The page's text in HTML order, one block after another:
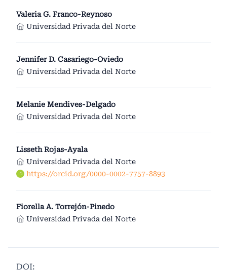
Valeria G. Franco-Reynoso
Universidad Privada del Norte
Jennifer D. Casariego-Oviedo
Universidad Privada del Norte
Melanie Mendives-Delgado
Universidad Privada del Norte
Lisseth Rojas-Ayala
Universidad Privada del Norte
https://orcid.org/0000-0002-7757-8893
Fiorella A. Torrejón-Pinedo
Universidad Privada del Norte
DOI: